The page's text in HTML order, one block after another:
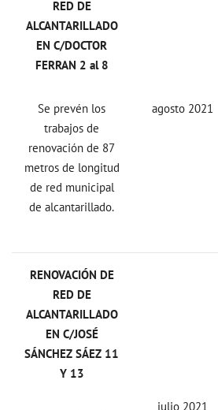
RED DE
ALCANTARILLADO
EN C/DOCTOR
FERRAN 2 al 8
Se prevén los
trabajos de
renovación de 87
metros de longitud
de red municipal
de alcantarillado.
agosto 2021
RENOVACIÓN DE
RED DE
ALCANTARILLADO
EN C/JOSÉ
SÁNCHEZ SÁEZ 11
Y 13
julio 2021